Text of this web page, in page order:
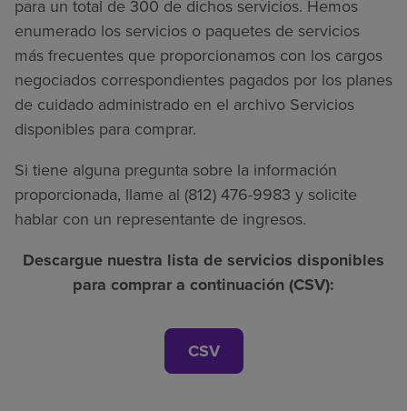
para un total de 300 de dichos servicios. Hemos
enumerado los servicios o paquetes de servicios
más frecuentes que proporcionamos con los cargos
negociados correspondientes pagados por los planes
de cuidado administrado en el archivo Servicios
disponibles para comprar.
Si tiene alguna pregunta sobre la información
proporcionada, llame al (812) 476-9983 y solicite
hablar con un representante de ingresos.
Descargue nuestra lista de servicios disponibles
para comprar a continuación (CSV):
CSV